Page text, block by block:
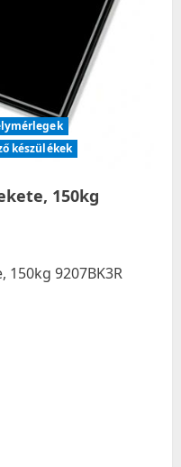
készülékek
150kg
150kg 9207BK3R